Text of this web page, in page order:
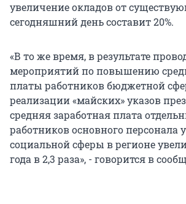
увеличение окладов от
сегодняшний день составит 20%.
«В то же время, в результате
мероприятий по повышению
платы работников бюджетной
реализации «майских» указов
средняя заработная плата
работников основного персонала
социальной сферы в регионе
года в 2,3 раза», - говорится в